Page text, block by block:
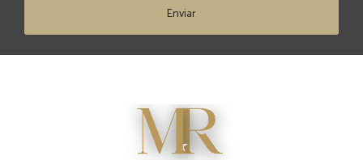
Sí, muchos propietarios optan por una estrategia híbrida
estacional y eventos especiales. Si deseas explorar más
sobre cómo maximizar tus inversiones inmobiliarias o si
tienes preguntas adicionales sobre el mercado
Enviar